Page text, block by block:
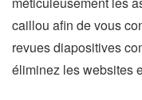
caillou afin de vous
revues diapositives
éliminez les websites